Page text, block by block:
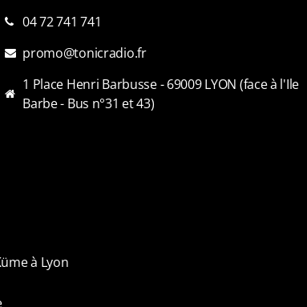
04 72 741 741
promo@tonicradio.fr
1 Place Henri Barbusse - 69009 LYON (face à l'Ile
Barbe - Bus n°31 et 43)
à Lyon